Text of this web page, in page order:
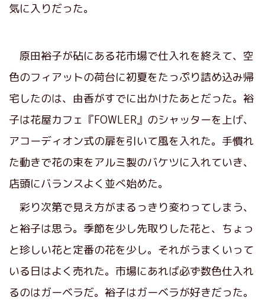
気に入りだった。
原田裕子が砧にある花市場で仕入れを終えて、空
色のフィアットの荷台に初夏をたっぷり詰め込み帰
宅したのは、由香がすでに出かけたあとだった。裕
子は花屋カフェ『FOWLER』のシャッターを上げ、
アコーディオン式の扉を引いて風を入れた。手慣れ
た動きで花の束をアルミ製のバケツに入れていき、
店頭にバランスよく並べ始めた。
彩り次第で見え方がまるっきり変わってしまう、
と裕子は思う。季節を少し先取りした花と、ちょっ
と珍しい花と定番の花を少し。それがうまくいって
いる日はよく売れた。市場にあれば必ず数色仕入れ
るのはガーベラだ。裕子はガーベラが好きだった。